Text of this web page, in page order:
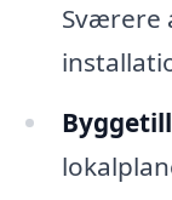
Sværere